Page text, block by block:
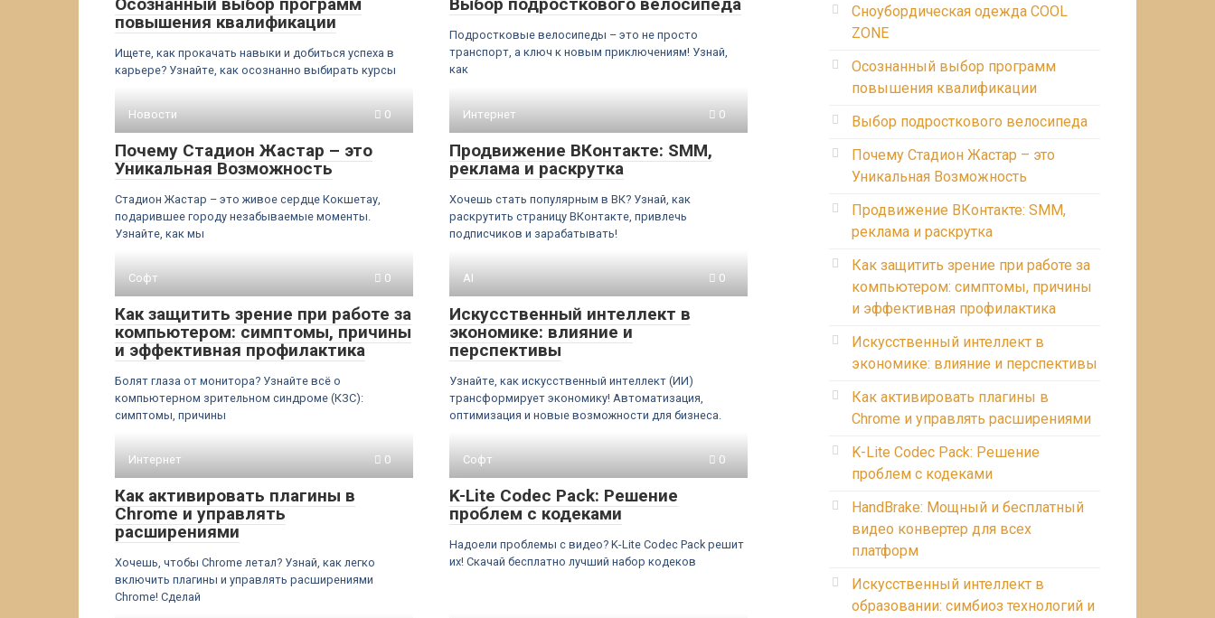
повышения квалификации
Ищете, как прокачать навыки и добиться успеха в
карьере? Узнайте, как осознанно выбирать курсы
Подростковые велосипеды – это не просто
транспорт, а ключ к новым приключениям! Узнай,
как
Новости 0
Почему Стадион Жастар – это
Уникальная Возможность
Стадион Жастар – это живое сердце Кокшетау,
подарившее городу незабываемые моменты.
Узнайте, как мы
Интернет 0
Продвижение ВКонтакте: SMM,
реклама и раскрутка
Хочешь стать популярным в ВК? Узнай, как
раскрутить страницу ВКонтакте, привлечь
подписчиков и зарабатывать!
Софт 0
Как защитить зрение при работе за
компьютером: симптомы, причины
и эффективная профилактика
Болят глаза от монитора? Узнайте всё о
компьютерном зрительном синдроме (КЗС):
симптомы, причины
AI 0
Искусственный интеллект в
экономике: влияние и
перспективы
Узнайте, как искусственный интеллект (ИИ)
трансформирует экономику! Автоматизация,
оптимизация и новые возможности для бизнеса.
Интернет 0
Как активировать плагины в
Chrome и управлять
расширениями
Хочешь, чтобы Chrome летал? Узнай, как легко
включить плагины и управлять расширениями
Chrome! Сделай
Софт 0
K-Lite Codec Pack: Решение
проблем с кодеками
Надоели проблемы с видео? K-Lite Codec Pack решит
их! Скачай бесплатно лучший набор кодеков
Сноубордическая одежда COOL
ZONE
Осознанный выбор программ
повышения квалификации
Выбор подросткового велосипеда
Почему Стадион Жастар – это
Уникальная Возможность
Продвижение ВКонтакте: SMM,
реклама и раскрутка
Как защитить зрение при работе за
компьютером: симптомы, причины
и эффективная профилактика
Искусственный интеллект в
экономике: влияние и перспективы
Как активировать плагины в
Chrome и управлять расширениями
K-Lite Codec Pack: Решение
проблем с кодеками
HandBrake: Мощный и бесплатный
видео конвертер для всех
платформ
Искусственный интеллект в
образовании: симбиоз технологий и